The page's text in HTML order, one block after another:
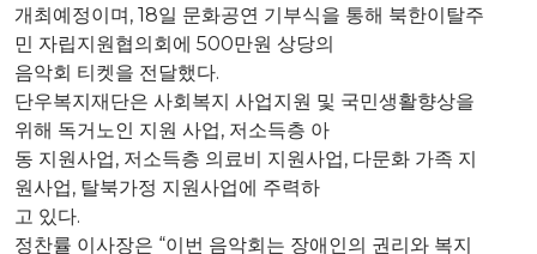
개최예정이며, 18일 문화공연 기부식을 통해 북한이탈주
민 자립지원협의회에 500만원 상당의
음악회 티켓을 전달했다.
단우복지재단은 사회복지 사업지원 및 국민생활향상을
위해 독거노인 지원 사업, 저소득층 아
동 지원사업, 저소득층 의료비 지원사업, 다문화 가족 지
원사업, 탈북가정 지원사업에 주력하
고 있다.
정찬률 이사장은 “이번 음악회는 장애인의 권리와 복지